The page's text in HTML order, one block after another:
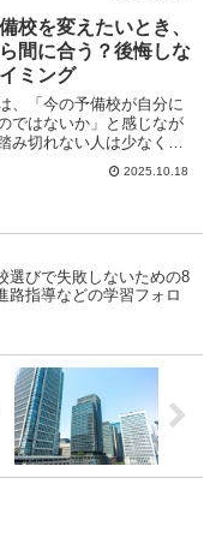
校を変えたいとき、
間に合う？後悔しな
ミング
、「今の予備校が自分に
ではないか」と感じなが
み切れない人は少なくあ
、「予備校を変えるなら
2025.10.18
選びで失敗しないための8
指導などの学習フォロ